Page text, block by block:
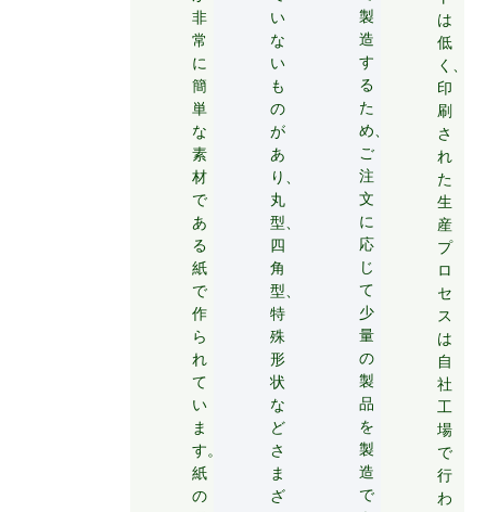
非
常
に
簡
単
な
素
材
で
あ
る
紙
で
作
ら
れ
て
い
ま
す。
紙
の
い
な
い
も
の
が
あ
り、
丸
型、
四
角
型、
特
殊
形
状
な
ど
さ
ま
ざ
製
造
す
る
た
め、
ご
注
文
に
応
じ
て
少
量
の
製
品
を
製
造
で
は
低
く、
印
刷
さ
れ
た
生
産
プ
ロ
セ
ス
は
自
社
工
場
で
行
わ